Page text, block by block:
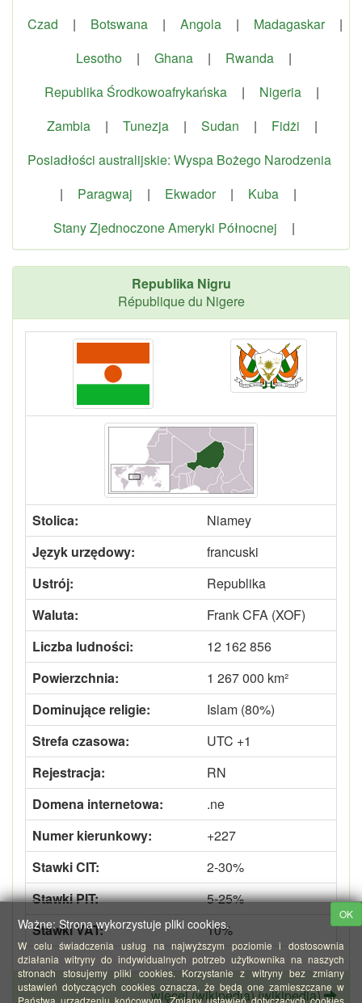
Czad
| Botswana | Angola | Madagaskar
|
Lesotho
| Ghana | Rwanda
|
Republika Środkowoafrykańska
| Nigeria
|
Zambia
| Tunezja | Sudan | Fidżi
|
Posiadłości australijskie: Wyspa Bożego Narodzenia
|
Paragwaj | Ekwador | Kuba
|
Stany Zjednoczone Ameryki Północnej
|
Republika Nigru
République du Nigere
Stolica:
Niamey
Język urzędowy:
francuski
Ustrój:
Republika
Waluta:
Frank CFA (XOF)
Liczba ludności:
12 162 856
Powierzchnia:
1 267 000 km²
Dominujące religie:
Islam (80%)
Strefa czasowa:
UTC +1
Rejestracja:
RN
Domena internetowa:
.ne
Numer kierunkowy:
+227
Stawki CIT:
2-30%
Stawki PIT:
5-25%
Stawki VAT:
10%
więcej (wikipedia) (wikipedia)
OK
Ważne: Strona wykorzystuje pliki cookies.
W celu świadczenia usług na najwyższym poziomie i dostosownia
działania witryny do indywidualnych potrzeb użytkownika na naszych
stronach stosujemy pliki cookies. Korzystanie z witryny bez zmiany
ustawień dotyczących cookies oznacza, że będą one zamieszczane w
Państwa urządzeniu końcowym. Zmiany ustawień dotyczących cookies